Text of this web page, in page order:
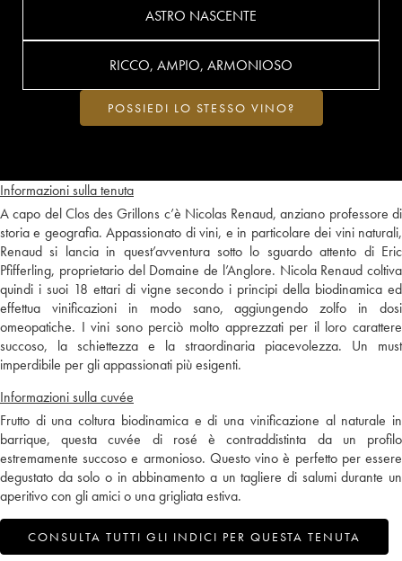
Informazioni sulla tenuta
A capo del Clos des Grillons c’è Nicolas Renaud, anziano professore di
storia e geografia. Appassionato di vini, e in particolare dei vini naturali,
Renaud si lancia in quest’avventura sotto lo sguardo attento di Eric
Pfifferling, proprietario del Domaine de l’Anglore. Nicola Renaud coltiva
quindi i suoi 18 ettari di vigne secondo i principi della biodinamica ed
effettua vinificazioni in modo sano, aggiungendo zolfo in dosi
omeopatiche. I vini sono perciò molto apprezzati per il loro carattere
succoso, la schiettezza e la straordinaria piacevolezza. Un must
imperdibile per gli appassionati più esigenti.
Informazioni sulla cuvée
Frutto di una coltura biodinamica e di una vinificazione al naturale in
barrique, questa cuvée di rosé è contraddistinta da un profilo
estremamente succoso e armonioso. Questo vino è perfetto per essere
degustato da solo o in abbinamento a un tagliere di salumi durante un
aperitivo con gli amici o una grigliata estiva.
CONSULTA TUTTI GLI INDICI PER QUESTA TENUTA
ASTRO NASCENTE
RICCO, AMPIO, ARMONIOSO
POSSIEDI LO STESSO VINO?